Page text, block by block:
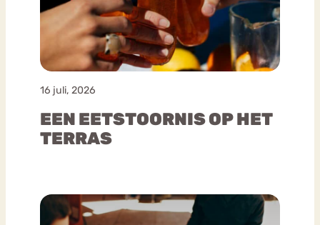
16 juli, 2026
EEN EETSTOORNIS OP HET
TERRAS